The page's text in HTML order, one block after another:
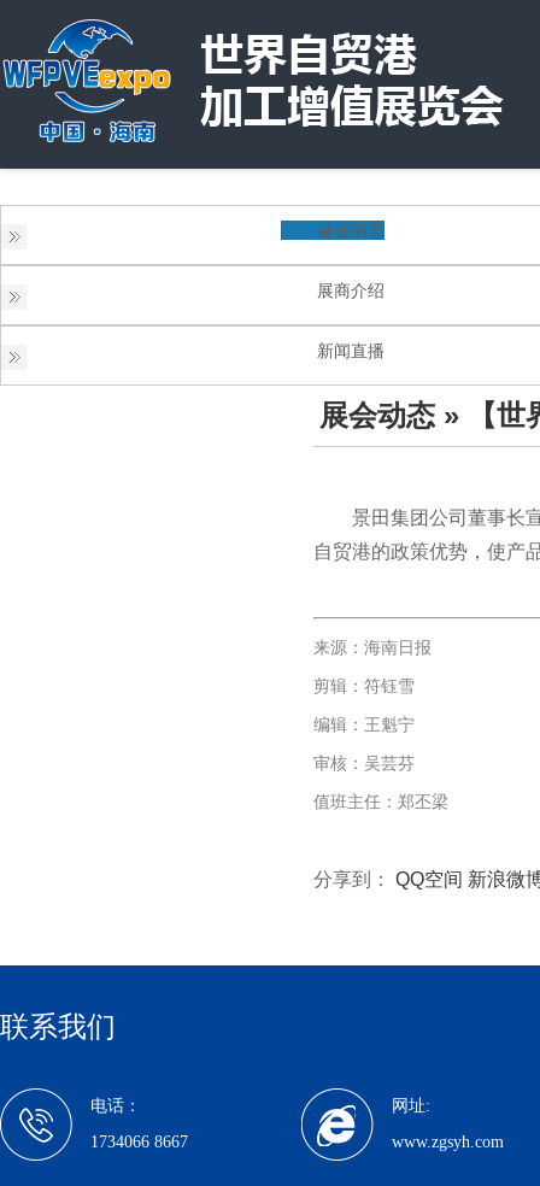
展会动态
展商介绍
新闻直播
展会动态 » 【世
景田集团公司董事长
自贸港的政策优势，使产
来源：海南日报
剪辑：符钰雪
编辑：王魁宁
审核：吴芸芬
值班主任：郑丕梁
分享到： QQ空间 新浪微
联系我们
电话：
1734066 8667
网址:
www.zgsyh.com